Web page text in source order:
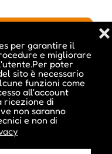
per garantire il
e migliorare
poter
sito è necessario
funzioni come
all'account
ricezione di
non saranno
e non di
❌